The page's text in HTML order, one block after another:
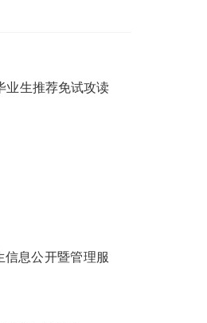
业生推荐免试攻读
信息公开暨管理服